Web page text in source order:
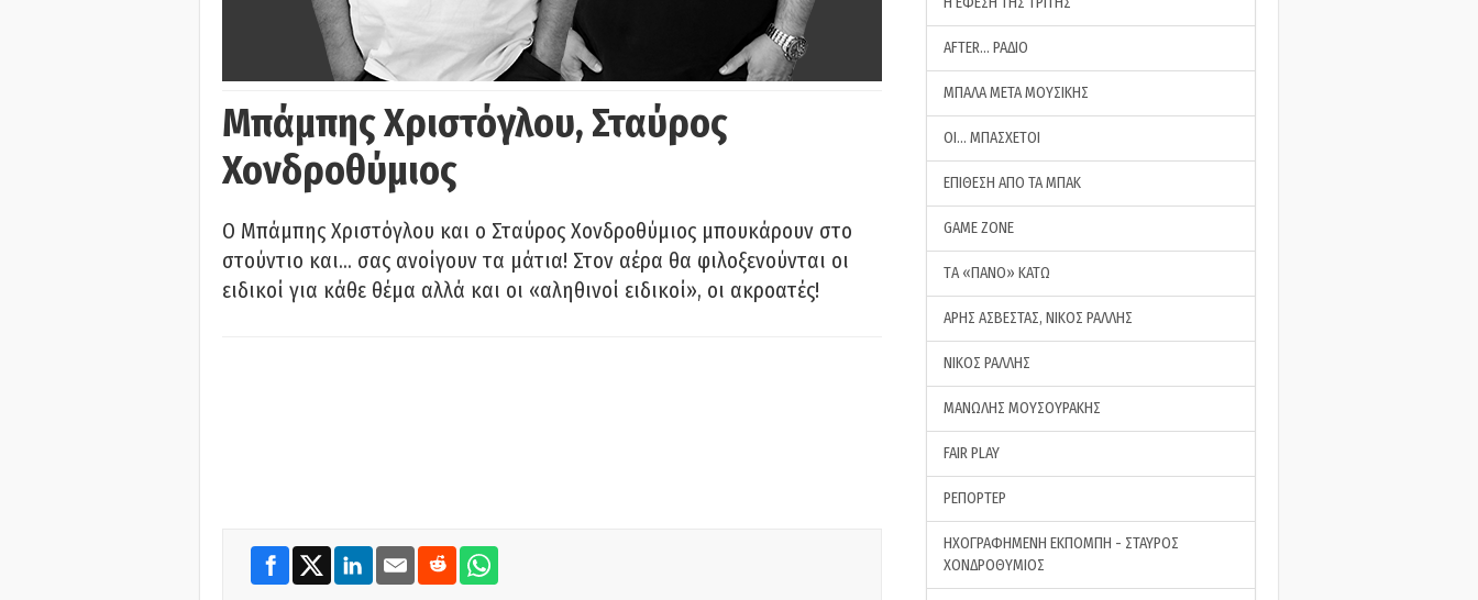
Μπάμπης Χριστόγλου, Σταύρος
Χονδροθύμιος
O Μπάμπης Χριστόγλου και ο Σταύρος Χονδροθύμιος μπουκάρουν στο
στούντιο και… σας ανοίγουν τα μάτια! Στον αέρα θα φιλοξενούνται οι
ειδικοί για κάθε θέμα αλλά και οι «αληθινοί ειδικοί», οι ακροατές!
AFTER… ΡΑΔΙΟ
ΜΠΑΛΑ ΜΕΤΑ ΜΟΥΣΙΚΗΣ
ΟΙ… ΜΠΑΣΧΕΤΟΙ
ΕΠΙΘΕΣΗ ΑΠΟ ΤΑ ΜΠΑΚ
GAME ZONE
ΤA «ΠΑΝΟ» ΚΑΤΩ
ΑΡΗΣ ΑΣΒΕΣΤΑΣ, ΝΙΚΟΣ ΡΑΛΛΗΣ
ΝΙΚΟΣ ΡΑΛΛΗΣ
ΜΑΝΩΛΗΣ ΜΟΥΣΟΥΡΑΚΗΣ
FAIR PLAY
ΡΕΠΟΡΤΕΡ
ΗΧΟΓΡΑΦΗΜΕΝΗ ΕΚΠΟΜΠΗ - ΣΤΑΥΡΟΣ
ΧΟΝΔΡΟΘΥΜΙΟΣ